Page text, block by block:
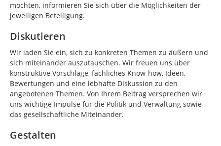
möchten, informieren Sie sich über die Möglichkeiten der
jeweiligen Beteiligung.
Diskutieren
Wir laden Sie ein, sich zu konkreten Themen zu äußern und
sich miteinander auszutauschen. Wir freuen uns über
konstruktive Vorschläge, fachliches Know-how, Ideen,
Bewertungen und eine lebhafte Diskussion zu den
angebotenen Themen. Von Ihrem Beitrag versprechen wir
uns wichtige Impulse für die Politik und Verwaltung sowie
das gesellschaftliche Miteinander.
Gestalten